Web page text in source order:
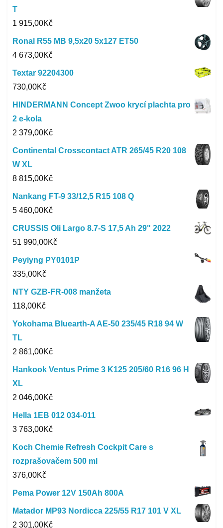
T
1 915,00Kč
Ronal R55 MB 9,5x20 5x127 ET50
4 673,00Kč
Textar 92204300
730,00Kč
HINDERMANN Concept Zwoo krycí plachta pro
2 e-kola
2 379,00Kč
Continental Crosscontact ATR 265/45 R20 108
W XL
8 815,00Kč
Nankang FT-9 33/12,5 R15 108 Q
5 460,00Kč
CRUSSIS Oli Largo 8.7-S 17,5 Ah 29" 2022
51 990,00Kč
Peyiyng PY0101P
335,00Kč
NTY GZB-FR-008 manžeta
118,00Kč
Yokohama Bluearth-A AE-50 235/45 R18 94 W
TL
2 861,00Kč
Hankook Ventus Prime 3 K125 205/60 R16 96 H
XL
2 046,00Kč
Hella 1EB 012 034-011
3 763,00Kč
Koch Chemie Refresh Cockpit Care s
rozprašovačem 500 ml
376,00Kč
Pema Power 12V 150Ah 800A
Matador MP93 Nordicca 225/55 R17 101 V XL
2 301,00Kč